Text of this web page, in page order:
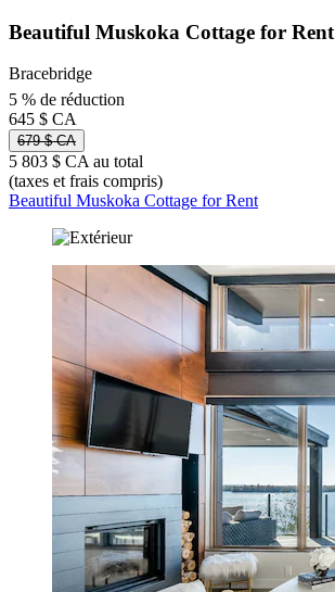
Beautiful Muskoka Cottage for Rent
Bracebridge
5 % de réduction
645 $ CA
679 $ CA
5 803 $ CA au total
(taxes et frais compris)
Beautiful Muskoka Cottage for Rent